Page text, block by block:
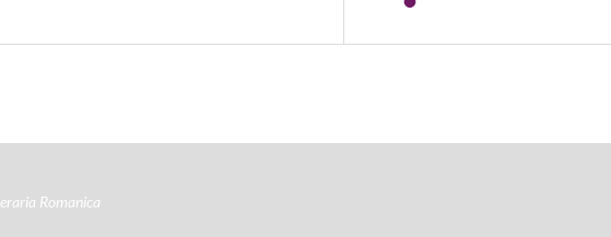
Romanica